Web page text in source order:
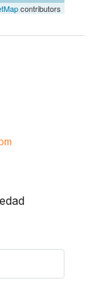
contributors